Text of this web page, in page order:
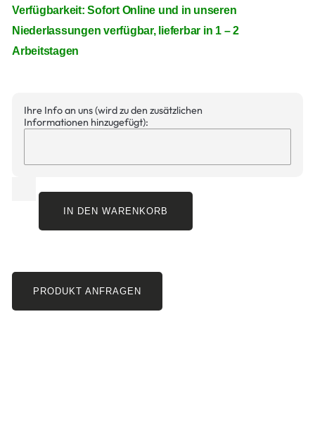
Verfügbarkeit: Sofort Online und in unseren
Niederlassungen verfügbar, lieferbar in 1 – 2
Arbeitstagen
Ihre Info an uns (wird zu den zusätzlichen
Informationen hinzugefügt):
IN DEN WARENKORB
PRODUKT ANFRAGEN